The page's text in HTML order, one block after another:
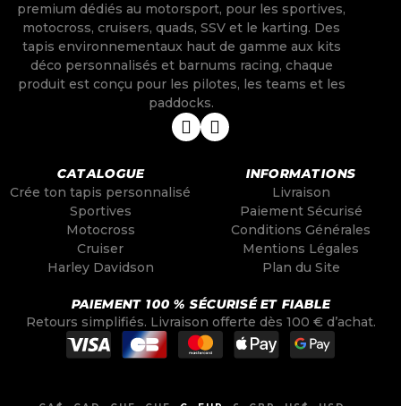
premium dédiés au motorsport, pour les sportives,
motocross, cruisers, quads, SSV et le karting. Des
tapis environnementaux haut de gamme aux kits
déco personnalisés et barnums racing, chaque
produit est conçu pour les pilotes, les teams et les
paddocks.
CATALOGUE
Crée ton tapis personnalisé
Sportives
Motocross
Cruiser
Harley Davidson
INFORMATIONS
Livraison
Paiement Sécurisé
Conditions Générales
Mentions Légales
Plan du Site
PAIEMENT 100 % SÉCURISÉ ET FIABLE
Retours simplifiés. Livraison offerte dès 100 € d’achat.